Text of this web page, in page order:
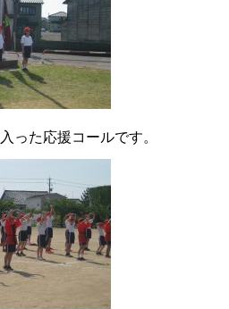
った応援コールです。